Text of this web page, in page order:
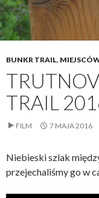
BUNKR TRAIL,
TRAIL
FILM 7 MAJA 2016
Niebieski szlak
przejechaliśmy go w